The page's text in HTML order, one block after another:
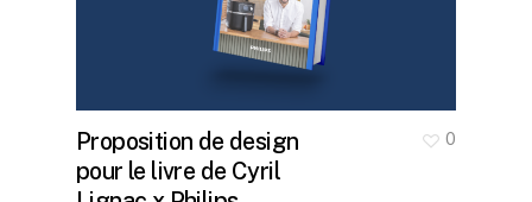
Proposition de design
pour le livre de Cyril
0